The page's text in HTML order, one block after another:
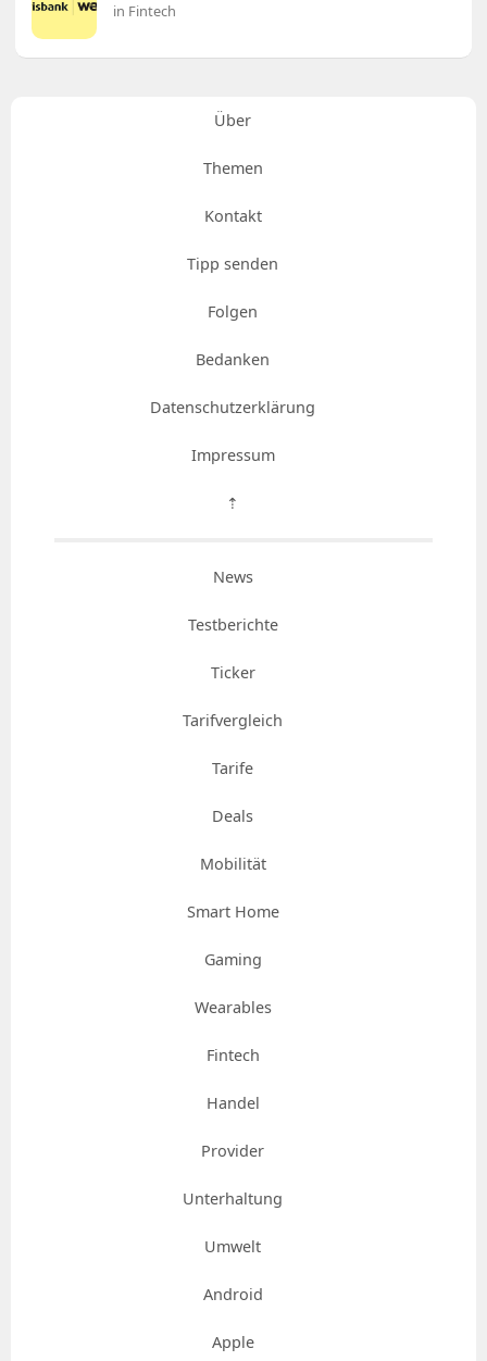
in Fintech
Über
Themen
Kontakt
Tipp senden
Folgen
Bedanken
Datenschutzerklärung
Impressum
⇡
News
Testberichte
Ticker
Tarifvergleich
Tarife
Deals
Mobilität
Smart Home
Gaming
Wearables
Fintech
Handel
Provider
Unterhaltung
Umwelt
Android
Apple